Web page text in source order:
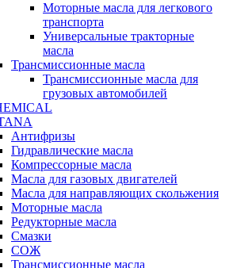
Моторные масла для легкового
транспорта
Универсальные тракторные
масла
Трансмиссионные масла
Трансмиссионные масла для
грузовых автомобилей
Антифризы
Гидравлические масла
Компрессорные масла
Масла для газовых двигателей
Масла для направляющих скольжения
Моторные масла
Редукторные масла
Смазки
СОЖ
Трансмиссионные масла